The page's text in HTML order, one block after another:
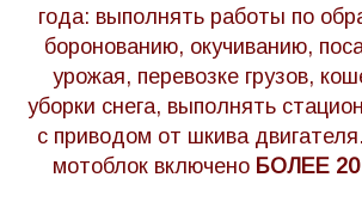
года: выполнять работы по
боронованию, окучиванию,
урожая, перевозке грузов,
уборки снега, выполнять
с приводом от шкива
мотоблок включено БОЛЕЕ